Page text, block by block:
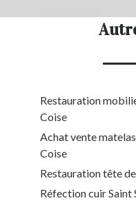
Restauration
Coise
Achat vente
Coise
Restauration tête
Réfection cuir Saint